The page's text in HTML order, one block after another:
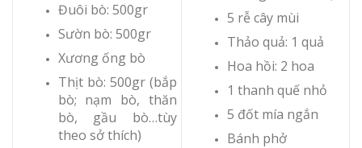
Đuôi bò: 500gr
Sườn bò: 500gr
Xương ống bò
Thịt bò: 500gr (bắp
bò; nạm bò, thăn
bò, gầu bò…tùy
theo sở thích)
5 rễ cây mùi
Thảo quả: 1 quả
Hoa hồi: 2 hoa
1 thanh quế nhỏ
5 đốt mía ngắn
Bánh phở